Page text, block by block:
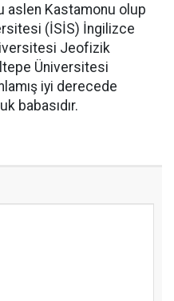
aslen Kastamonu olup
(İSİS) İngilizce
Jeofizik
Üniversitesi
iyi derecede
babasıdır.